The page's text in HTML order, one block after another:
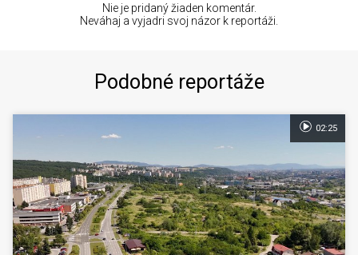
Nie je pridaný žiaden komentár.
Neváhaj a vyjadri svoj názor k reportáži.
Podobné reportáže
02:25